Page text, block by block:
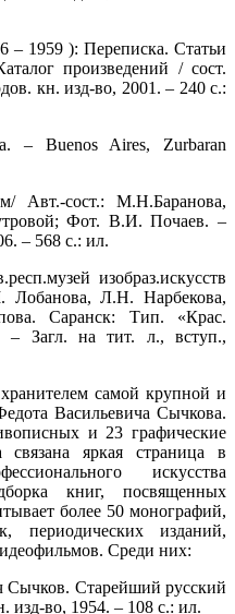
– 1959 ): Переписка. Статьи
произведений / сост.
кн. изд-во, 2001. – 240 с.:
– Buenos Aires, Zurbaran
Авт.-сост.: М.Н.Баранова,
Фот. В.И. Почаев. –
– 568 с.: ил.
изобраз.искусств
Л.Н. Нарбекова,
Саранск: Тип. «Крас.
Загл. на тит. л., вступ.,
самой крупной и
Васильевича Сычкова.
и 23 графические
яркая страница в
искусства
книг, посвященных
более 50 монографий,
периодических изданий,
Среди них:
Старейший русский
во, 1954. – 108 с.: ил.